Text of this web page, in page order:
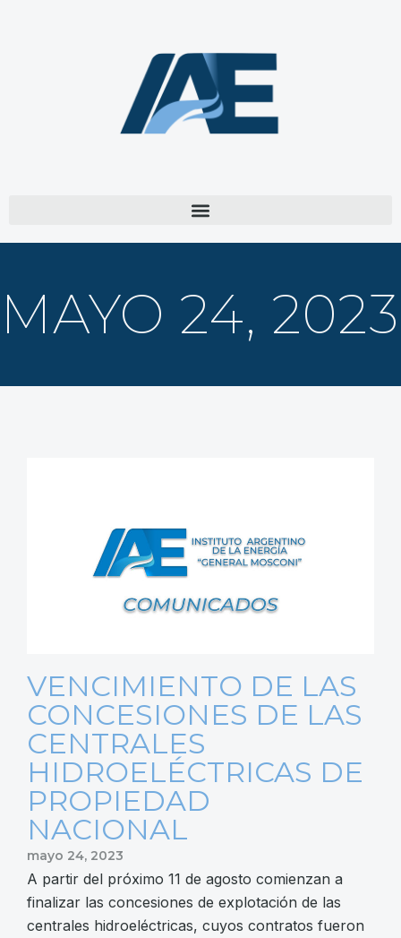
MAYO 24, 2023
VENCIMIENTO DE LAS
CONCESIONES DE LAS
CENTRALES
HIDROELÉCTRICAS DE
PROPIEDAD
NACIONAL
mayo 24, 2023
A partir del próximo 11 de agosto comienzan a
finalizar las concesiones de explotación de las
centrales hidroeléctricas, cuyos contratos fueron